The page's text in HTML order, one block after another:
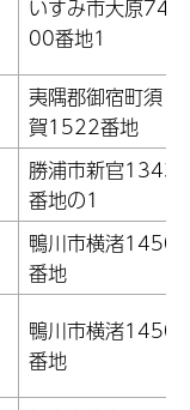
いすみ市大原74
00番地1
夷隅郡御宿町須
賀1522番地
勝浦市新官1343
番地の1
鴨川市横渚1450
番地
鴨川市横渚1450
番地